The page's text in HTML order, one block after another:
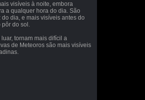
visíveis à noite, embora
a qualquer hora do dia. São
dia, e mais visíveis antes do
pôr do sol.
tornam mais difícil a
de Meteoros são mais visíveis